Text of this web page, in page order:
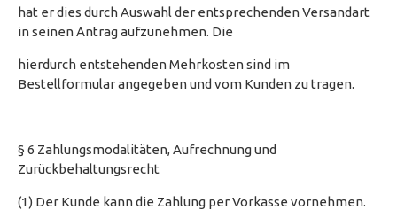
hat er dies durch Auswahl der entsprechenden Versandart
in seinen Antrag aufzunehmen. Die
hierdurch entstehenden Mehrkosten sind im
Bestellformular angegeben und vom Kunden zu tragen.
§ 6 Zahlungsmodalitäten, Aufrechnung und
Zurückbehaltungsrecht
(1) Der Kunde kann die Zahlung per Vorkasse vornehmen.